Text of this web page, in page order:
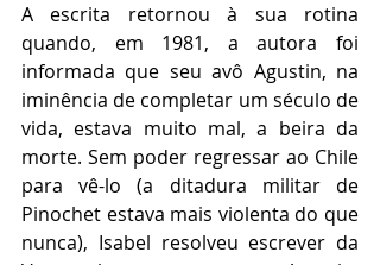
A escrita retornou à sua rotina
quando, em 1981, a autora foi
informada que seu avô Agustin, na
iminência de completar um século de
vida, estava muito mal, a beira da
morte. Sem poder regressar ao Chile
para vê-lo (a ditadura militar de
Pinochet estava mais violenta do que
nunca), Isabel resolveu escrever da